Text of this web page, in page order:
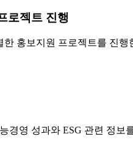
로젝트 진행
홍보지원 프로젝트를 진
영 성과와 ESG 관련 정보